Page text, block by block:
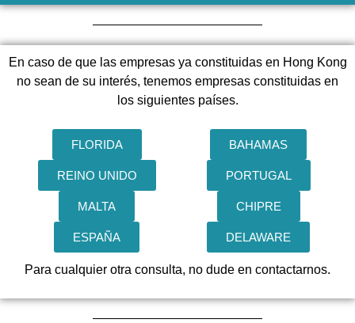
En caso de que las empresas ya constituidas en Hong Kong
no sean de su interés, tenemos empresas constituidas en
los siguientes países.
FLORIDA BAHAMAS
REINO UNIDO PORTUGAL
MALTA CHIPRE
ESPAÑA DELAWARE
Para cualquier otra consulta, no dude en contactarnos.